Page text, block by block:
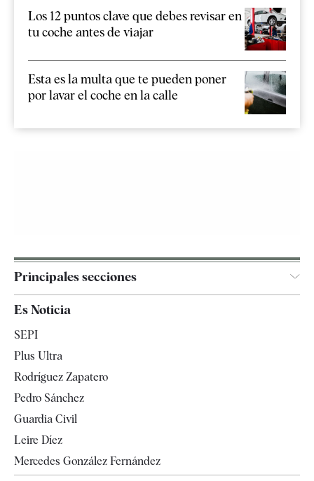
Los 12 puntos clave que debes revisar en
tu coche antes de viajar
Esta es la multa que te pueden poner
por lavar el coche en la calle
Principales secciones
Televisión
Es Noticia
SEPI
Plus Ultra
Rodríguez Zapatero
Pedro Sánchez
Guardia Civil
Leire Díez
Mercedes González Fernández